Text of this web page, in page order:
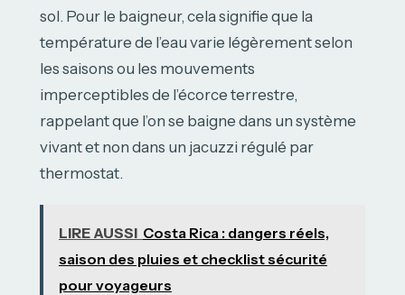
sol. Pour le baigneur, cela signifie que la
température de l’eau varie légèrement selon
les saisons ou les mouvements
imperceptibles de l’écorce terrestre,
rappelant que l’on se baigne dans un système
vivant et non dans un jacuzzi régulé par
thermostat.
LIRE AUSSI Costa Rica : dangers réels,
saison des pluies et checklist sécurité
pour voyageurs